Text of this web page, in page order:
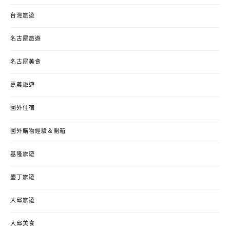
台灣旅遊
名古屋旅遊
名古屋美食
嘉義旅遊
國外住宿
國外購物經驗＆開箱
基隆旅遊
墾丁旅遊
大邱旅遊
大邱美食